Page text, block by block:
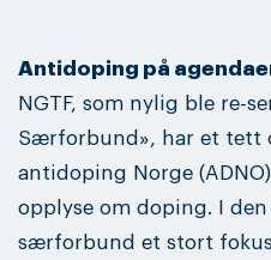
Antidoping på
NGTF, som nylig ble re-
Særforbund», har et tett
antidoping Norge
opplyse om doping. I
særforbund et stort